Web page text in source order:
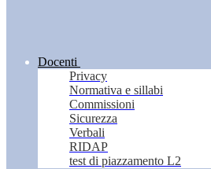
Docenti
Privacy
Normativa e sillabi
Commissioni
Sicurezza
Verbali
RIDAP
test di piazzamento L2